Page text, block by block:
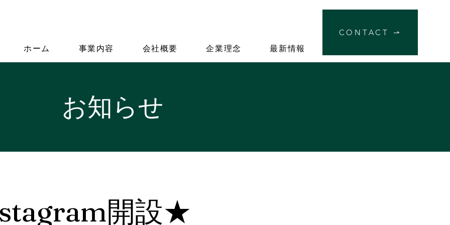
ホーム 事業内容 会社概要 企業理念 最新情報
CONTACT ⇀
​お知らせ
開設★